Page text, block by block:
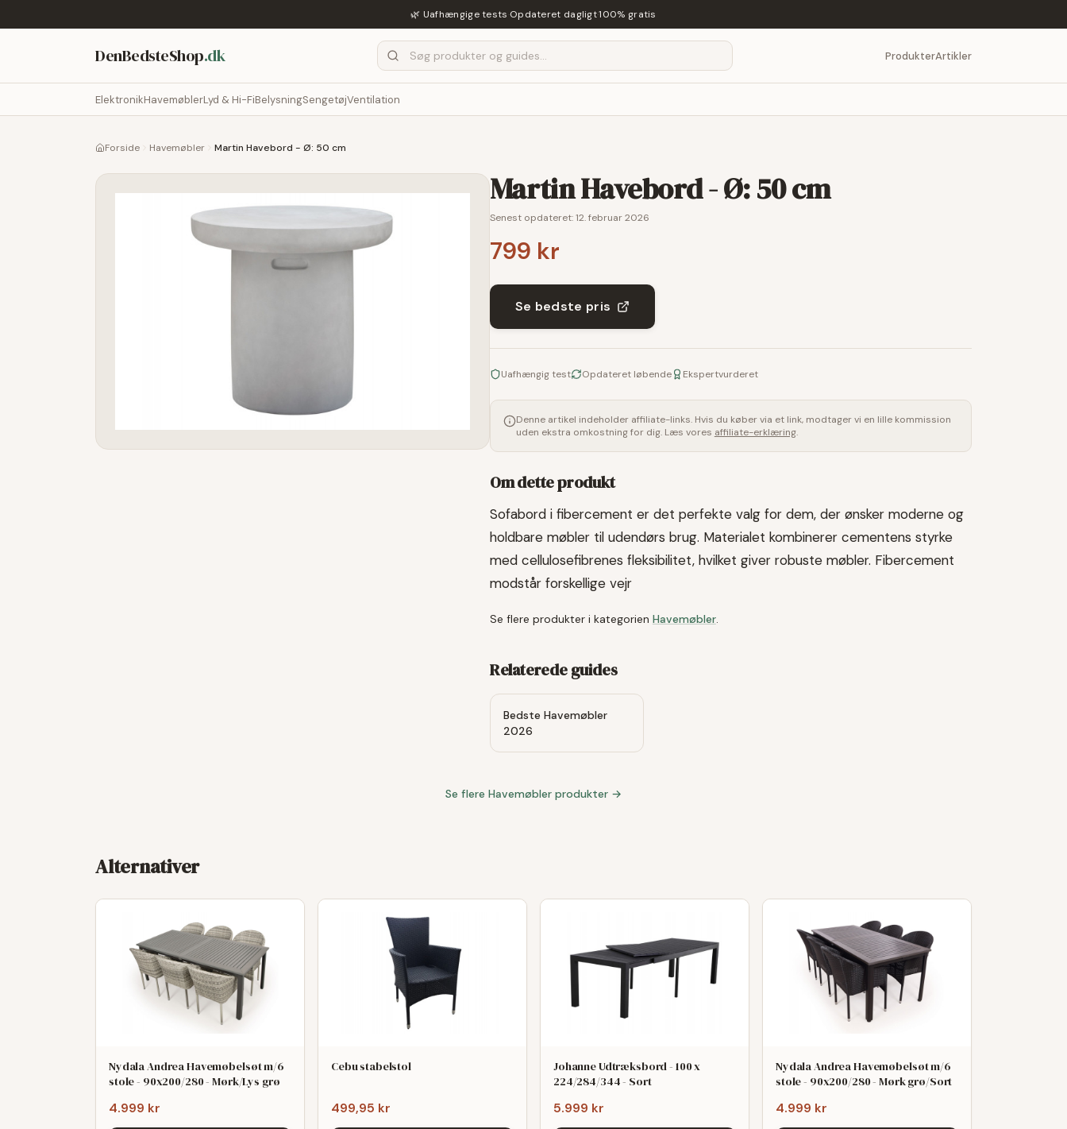
🌿 Uafhængige tests·Opdateret dagligt·100% gratis
DenBedsteShop.dk ProdukterArtikler
ElektronikHavemøblerLyd & Hi-FiBelysningSengetøjVentilation
Forside Havemøbler Martin Havebord - Ø: 50 cm
Martin Havebord - Ø: 50 cm
Senest opdateret:12. februar 2026
799 kr
Se bedste pris
Uafhængig test Opdateret løbende Ekspertvurderet
Denne artikel indeholder affiliate-links. Hvis du køber via et link, modtager vi en lille kommission
uden ekstra omkostning for dig. Læs vores affiliate-erklæring.
Om dette produkt
Sofabord i fibercement er det perfekte valg for dem, der ønsker moderne og
holdbare møbler til udendørs brug. Materialet kombinerer cementens styrke
med cellulosefibrenes fleksibilitet, hvilket giver robuste møbler. Fibercement
modstår forskellige vejr
Se flere produkter i kategorien Havemøbler.
Relaterede guides
Bedste Havemøbler
2026
Se flere Havemøbler produkter →
Alternativer
Nydala Andrea Havemøbelsøt m/6
stole - 90x200/280 - Mørk/Lys grø
4.999 kr
Cebu stabelstol
499,95 kr
Johanne Udtræksbord - 100 x
224/284/344 - Sort
5.999 kr
Nydala Andrea Havemøbelsøt m/6
stole - 90x200/280 - Mørk grø/Sort
4.999 kr